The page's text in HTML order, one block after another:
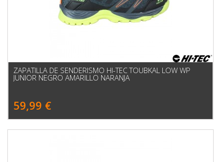
ZAPATILLA DE SENDERISMO HI-TEC TOUBKAL LOW WP
JUNIOR NEGRO AMARILLO NARANJA
59,99 €